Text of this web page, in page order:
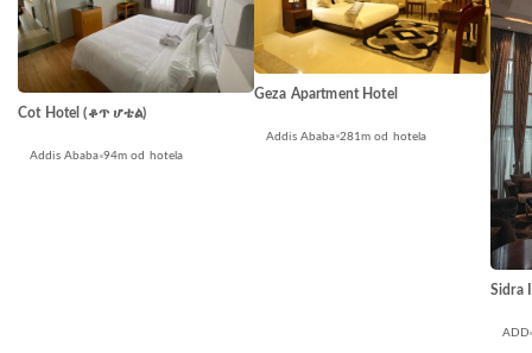
Cot Hotel (ቆጥ ሆቴል)
Addis Ababa 94m od hotela
Geza Apartment Hotel
Addis Ababa 281m od hotela
Sidra
ADD